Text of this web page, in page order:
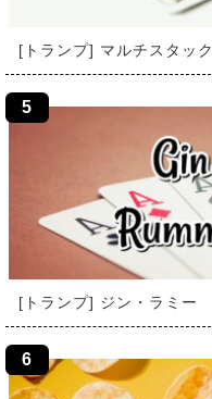
[トランプ] マルチスタック
[トランプ] ジン・ラミー